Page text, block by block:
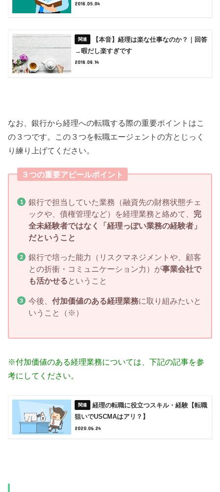
2018.05.04
【本音】経理は楽な仕事なのか？｜回答
→暇だし楽すぎです
2018.08.14
なお、銀行から経理への転職する際の重要ポイントはこ
の３つです。この３つを転職エージェントの方とじっく
り練り上げてください。
３つの重要アピールポイント
銀行で担当していた業務（融資先の財務状態チェ
ックや、債権管理など）を経理業務と絡めて、 完
全未経験者ではなく「経理っぽい業務の経験者」
だということ
銀行で培った能力（リスクマネジメントや、顧客
との折衝・コミュニケーション力）が事業会社で
も活かせる ということ
今後、付加価値のある経理業務に取り組みたいと
いうこと（※）
※付加価値のある経理業務については、下記の記事を参
考にしてください。
経理の転職に役立つスキル・経験【転職
狙いでUSCMAはアリ？】
2020.06.24